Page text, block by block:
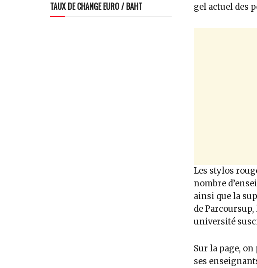
gel actuel des
Les stylos
nombre
ainsi que la
de
université
Sur la page,
ses
TAUX DE CHANGE EURO / BAHT